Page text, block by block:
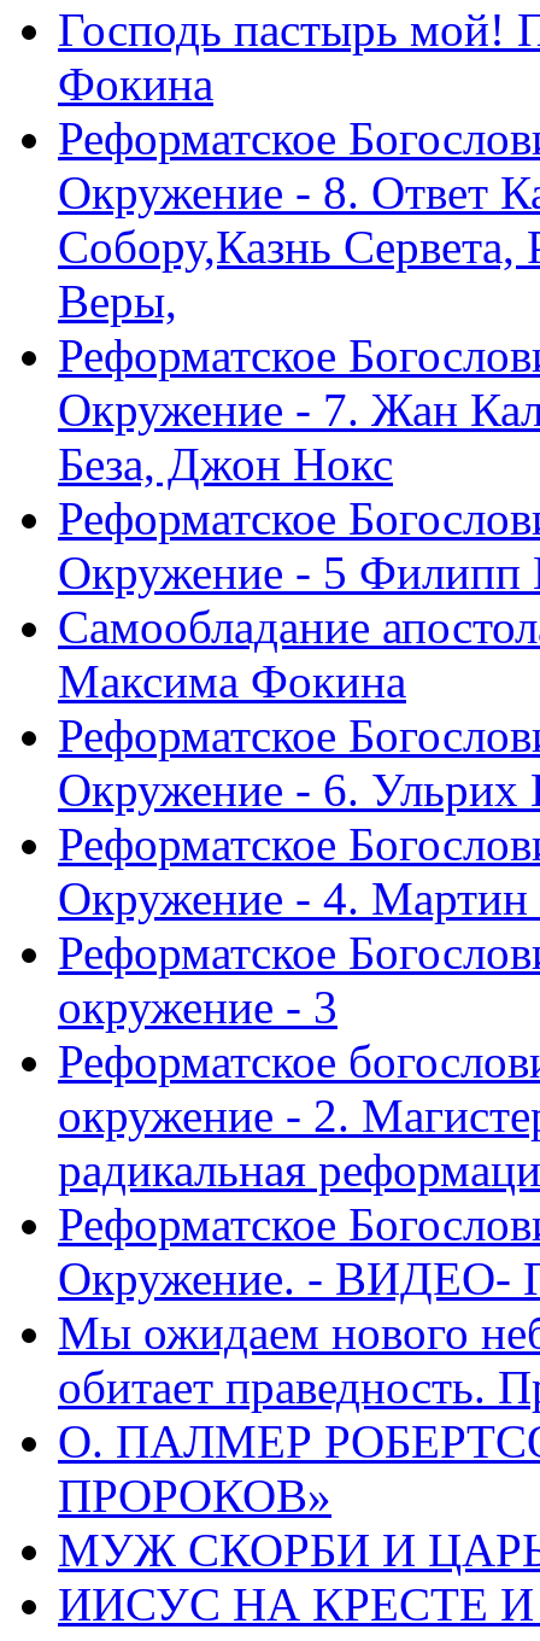
Господь пастырь мой!
Фокина
Реформатское
Окружение - 8. Ответ
Собору,Казнь Сервета,
Веры,
Реформатское
Окружение - 7. Жан
Беза, Джон Нокс
Реформатское
Окружение - 5 Филипп
Самообладание
Максима Фокина
Реформатское
Окружение - 6. Ульрих
Реформатское
Окружение - 4.
Реформатское
окружение - 3
Реформатское
окружение - 2.
радикальная
Реформатское
Окружение. - ВИДЕО-
Мы ожидаем нового
обитает праведность.
О. ПАЛМЕР
ПРОРОКОВ»
МУЖ СКОРБИ И ЦАРЬ
ИИСУС НА КРЕСТЕ